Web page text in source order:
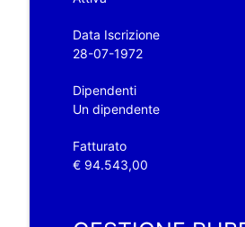
Data Iscrizione
28-07-1972
Dipendenti
Un dipendente
Fatturato
€ 94.543,00